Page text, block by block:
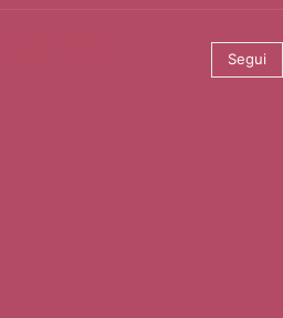
Segui